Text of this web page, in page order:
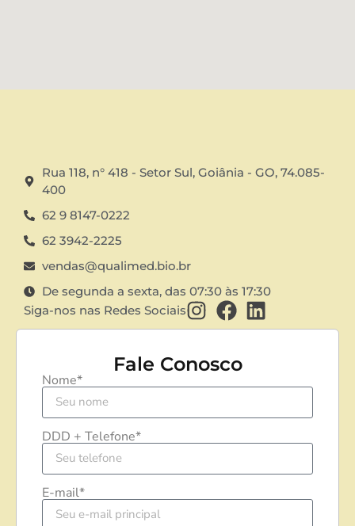
Rua 118, n° 418 - Setor Sul, Goiânia - GO, 74.085-
400
62 9 8147-0222
62 3942-2225
vendas@qualimed.bio.br
De segunda a sexta, das 07:30 às 17:30
Siga-nos nas Redes Sociais
Fale Conosco
Nome*
DDD + Telefone*
E-mail*